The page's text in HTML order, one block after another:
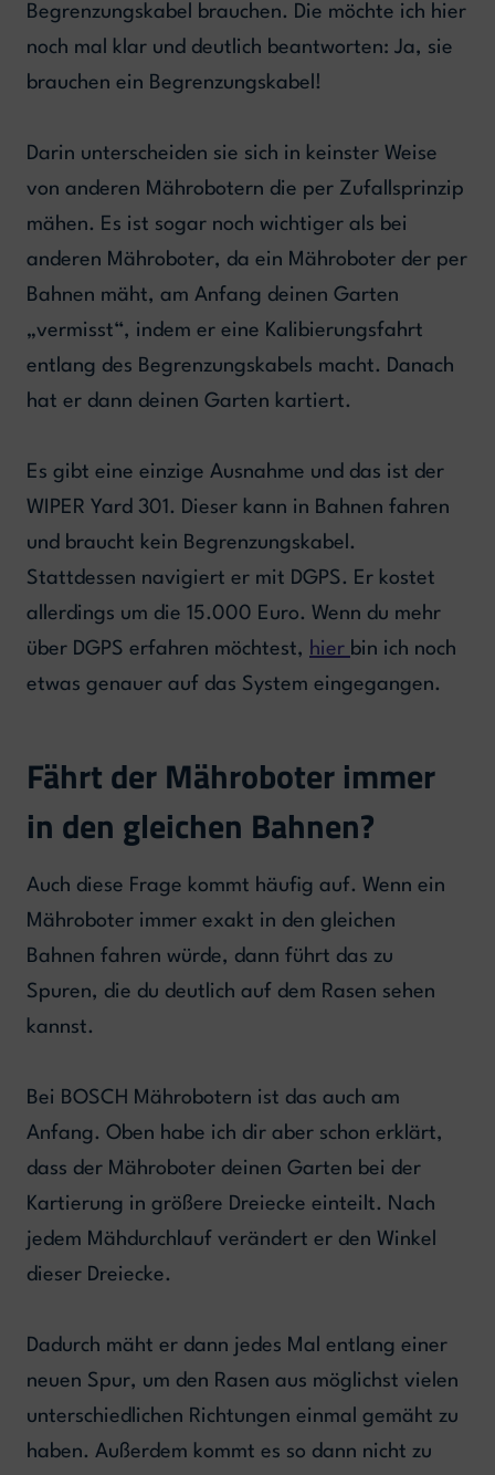
Begrenzungskabel brauchen. Die möchte ich hier
noch mal klar und deutlich beantworten: Ja, sie
brauchen ein Begrenzungskabel!
Darin unterscheiden sie sich in keinster Weise
von anderen Mährobotern die per Zufallsprinzip
mähen. Es ist sogar noch wichtiger als bei
anderen Mähroboter, da ein Mähroboter der per
Bahnen mäht, am Anfang deinen Garten
„vermisst“, indem er eine Kalibierungsfahrt
entlang des Begrenzungskabels macht. Danach
hat er dann deinen Garten kartiert.
Es gibt eine einzige Ausnahme und das ist der
WIPER Yard 301. Dieser kann in Bahnen fahren
und braucht kein Begrenzungskabel.
Stattdessen navigiert er mit DGPS. Er kostet
allerdings um die 15.000 Euro. Wenn du mehr
über DGPS erfahren möchtest, hier bin ich noch
etwas genauer auf das System eingegangen.
Fährt der Mähroboter immer
in den gleichen Bahnen?
Auch diese Frage kommt häufig auf. Wenn ein
Mähroboter immer exakt in den gleichen
Bahnen fahren würde, dann führt das zu
Spuren, die du deutlich auf dem Rasen sehen
kannst.
Bei BOSCH Mährobotern ist das auch am
Anfang. Oben habe ich dir aber schon erklärt,
dass der Mähroboter deinen Garten bei der
Kartierung in größere Dreiecke einteilt. Nach
jedem Mähdurchlauf verändert er den Winkel
dieser Dreiecke.
Dadurch mäht er dann jedes Mal entlang einer
neuen Spur, um den Rasen aus möglichst vielen
unterschiedlichen Richtungen einmal gemäht zu
haben. Außerdem kommt es so dann nicht zu